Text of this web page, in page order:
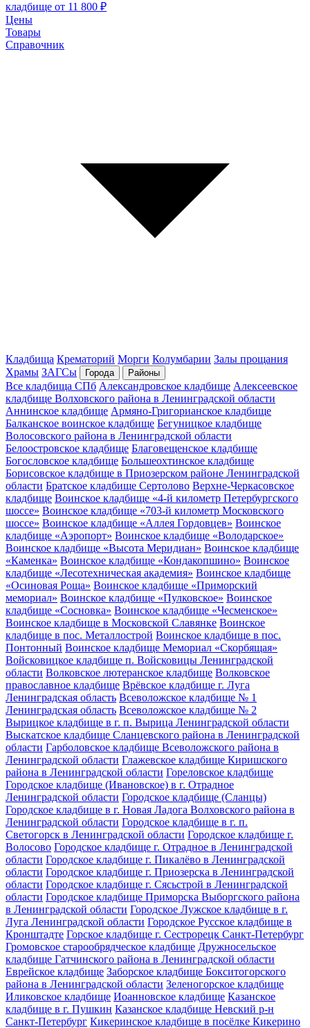
кладбище от 11 800 ₽
Цены
Товары
Справочник
Кладбища Крематорий Морги Колумбарии Залы прощания
Храмы ЗАГСы Города Районы
Все кладбища СПб Александровское кладбище Алексеевское
кладбище Волховского района в Ленинградской области
Аннинское кладбище Армяно-Григорианское кладбище
Балканское воинское кладбище Бегуницкое кладбище
Волосовского района в Ленинградской области
Белоостровское кладбище Благовещенское кладбище
Богословское кладбище Большеохтинское кладбище
Борисовское кладбище в Приозерском районе Ленинградской
области Братское кладбище Сертолово Верхне-Черкасовское
кладбище Воинское кладбище «4-й километр Петербургского
шоссе» Воинское кладбище «703-й километр Московского
шоссе» Воинское кладбище «Аллея Гордовцев» Воинское
кладбище «Аэропорт» Воинское кладбище «Володарское»
Воинское кладбище «Высота Меридиан» Воинское кладбище
«Каменка» Воинское кладбище «Кондакопшино» Воинское
кладбище «Лесотехническая академия» Воинское кладбище
«Осиновая Роща» Воинское кладбище «Приморский
мемориал» Воинское кладбище «Пулковское» Воинское
кладбище «Сосновка» Воинское кладбище «Чесменское»
Воинское кладбище в Московской Славянке Воинское
кладбище в пос. Металлострой Воинское кладбище в пос.
Понтонный Воинское кладбище Мемориал «Скорбящая»
Войсковицкое кладбище п. Войсковицы Ленинградской
области Волковское лютеранское кладбище Волковское
православное кладбище Врёвское кладбище г. Луга
Ленинградская область Всеволожское кладбище № 1
Ленинградская область Всеволожское кладбище № 2
Вырицкое кладбище в г. п. Вырица Ленинградской области
Выскатское кладбище Сланцевского района в Ленинградской
области Гарболовское кладбище Всеволожского района в
Ленинградской области Глажевское кладбище Киришского
района в Ленинградской области Гореловское кладбище
Городское кладбище (Ивановское) в г. Отрадное
Ленинградской области Городское кладбище (Сланцы)
Городское кладбище в г. Новая Ладога Волховского района в
Ленинградской области Городское кладбище в г. п.
Светогорск в Ленинградской области Городское кладбище г.
Волосово Городское кладбище г. Отрадное в Ленинградской
области Городское кладбище г. Пикалёво в Ленинградской
области Городское кладбище г. Приозерска в Ленинградской
области Городское кладбище г. Сясьстрой в Ленинградской
области Городское кладбище Приморска Выборгского района
в Ленинградской области Городское Лужское кладбище в г.
Луга Ленинградской области Городское Русское кладбище в
Кронштадте Горское кладбище г. Сестрорецк Санкт-Петербург
Громовское старообрядческое кладбище Дружносельское
кладбище Гатчинского района в Ленинградской области
Еврейское кладбище Заборское кладбище Бокситогорского
района в Ленинградской области Зеленогорское кладбище
Иликовское кладбище Иоанновское кладбище Казанское
кладбище в г. Пушкин Казанское кладбище Невский р-н
Санкт-Петербург Кикеринское кладбище в посёлке Кикерино